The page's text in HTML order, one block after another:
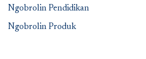
Ngobrolin Pendidikan
Ngobrolin Produk